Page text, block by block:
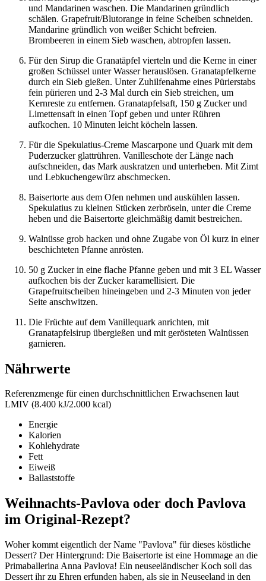
und Mandarinen waschen. Die Mandarinen gründlich
schälen. Grapefruit/Blutorange in feine Scheiben schneiden.
Mandarine gründlich von weißer Schicht befreien.
Brombeeren in einem Sieb waschen, abtropfen lassen.
Für den Sirup die Granatäpfel vierteln und die Kerne in einer
großen Schüssel unter Wasser herauslösen. Granatapfelkerne
durch ein Sieb gießen. Unter Zuhilfenahme eines Pürierstabs
fein pürieren und 2-3 Mal durch ein Sieb streichen, um
Kernreste zu entfernen. Granatapfelsaft, 150 g Zucker und
Limettensaft in einen Topf geben und unter Rühren
aufkochen. 10 Minuten leicht köcheln lassen.
Für die Spekulatius-Creme Mascarpone und Quark mit dem
Puderzucker glattrühren. Vanilleschote der Länge nach
aufschneiden, das Mark auskratzen und unterheben. Mit Zimt
und Lebkuchengewürz abschmecken.
Baisertorte aus dem Ofen nehmen und auskühlen lassen.
Spekulatius zu kleinen Stücken zerbröseln, unter die Creme
heben und die Baisertorte gleichmäßig damit bestreichen.
Walnüsse grob hacken und ohne Zugabe von Öl kurz in einer
beschichteten Pfanne anrösten.
50 g Zucker in eine flache Pfanne geben und mit 3 EL Wasser
aufkochen bis der Zucker karamellisiert. Die
Grapefruitscheiben hineingeben und 2-3 Minuten von jeder
Seite anschwitzen.
Die Früchte auf dem Vanillequark anrichten, mit
Granatapfelsirup übergießen und mit gerösteten Walnüssen
garnieren.
Nährwerte
Referenzmenge für einen durchschnittlichen Erwachsenen laut
LMIV (8.400 kJ/2.000 kcal)
Energie
Kalorien
Kohlehydrate
Fett
Eiweiß
Ballaststoffe
Weihnachts-Pavlova oder doch Pavlova
im Original-Rezept?
Woher kommt eigentlich der Name "Pavlova" für dieses köstliche
Dessert? Der Hintergrund: Die Baisertorte ist eine Hommage an die
Primaballerina Anna Pavlova! Ein neuseeländischer Koch soll das
Dessert ihr zu Ehren erfunden haben, als sie in Neuseeland in den